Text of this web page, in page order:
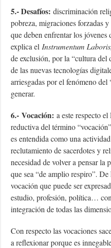
5.- Desafíos: discriminación
pobreza, migraciones forzadas
que deben enfrentar los
explica el Instrumentum Laboris,
de exclusión, por la “cultura
de las nuevas tecnologías
arriesgadas por el fenómeno
generar.
6.- Vocación: a este respecto
reductiva del término
es entendida como una
reclutamiento de sacerdotes y
necesidad de volver a pensar la
que sea “de amplio respiro”.
vocación que puede ser
estudio, profesión, política…
integración de todas las
Con respecto las vocaciones
a reflexionar porque es